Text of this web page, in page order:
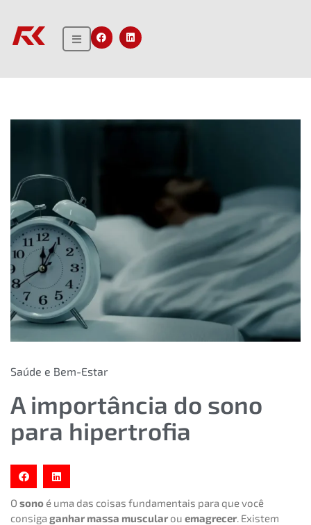
Saúde e Bem-Estar
A importância do sono
para hipertrofia
O sono é uma das coisas fundamentais para que você
consiga ganhar massa muscular ou emagrecer. Existem